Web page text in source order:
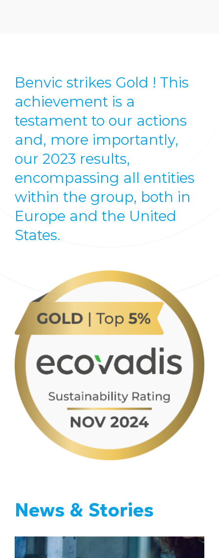
Benvic strikes Gold ! This
achievement is a
testament to our actions
and, more importantly,
our 2023 results,
encompassing all entities
within the group, both in
Europe and the United
States.
News & Stories